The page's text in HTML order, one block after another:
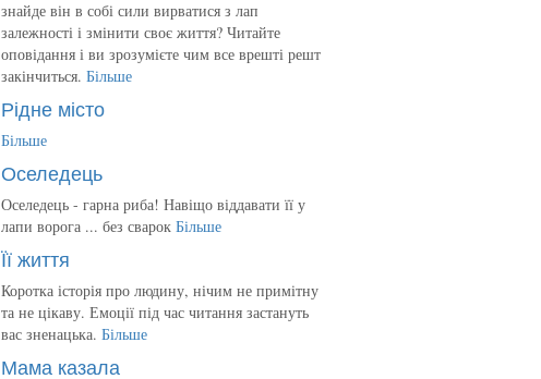
знайде він в собі сили вирватися з лап
залежності і змінити своє життя? Читайте
оповідання і ви зрозумієте чим все врешті решт
закінчиться. Більше
Рідне місто
Більше
Оселедець
Оселедець - гарна риба! Навіщо віддавати її у
лапи ворога ... без сварок Більше
Її життя
Коротка історія про людину, нічим не примітну
та не цікаву. Емоції під час читання застануть
вас зненацька. Більше
Мама казала